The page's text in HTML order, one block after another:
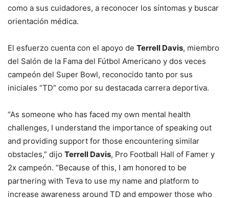
como a sus cuidadores, a reconocer los síntomas y buscar
orientación médica.
El esfuerzo cuenta con el apoyo de Terrell Davis, miembro
del Salón de la Fama del Fútbol Americano y dos veces
campeón del Super Bowl, reconocido tanto por sus
iniciales “TD” como por su destacada carrera deportiva.
“As someone who has faced my own mental health
challenges, I understand the importance of speaking out
and providing support for those encountering similar
obstacles,” dijo Terrell Davis, Pro Football Hall of Famer y
2x campeón. “Because of this, I am honored to be
partnering with Teva to use my name and platform to
increase awareness around TD and empower those who